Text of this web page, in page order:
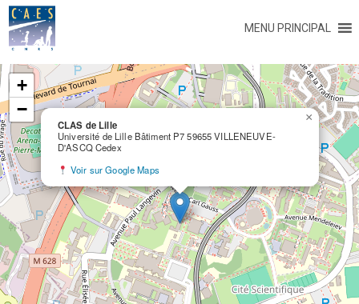
MENU PRINCIPAL
CLAS de Lille
Université de Lille Bâtiment P7 59655 VILLENEUVE-
D'ASCQ Cedex
Voir sur Google Maps
×
+
−